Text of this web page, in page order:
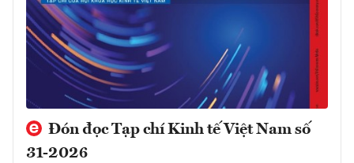
Đón đọc Tạp chí Kinh tế Việt Nam số
31-2026